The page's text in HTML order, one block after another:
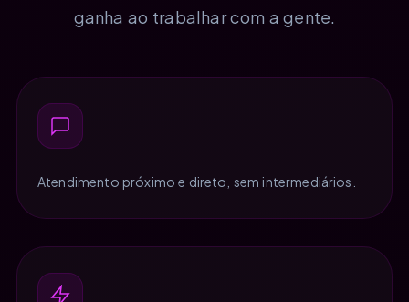
ganha ao trabalhar com a gente.
Atendimento próximo e direto, sem intermediários.